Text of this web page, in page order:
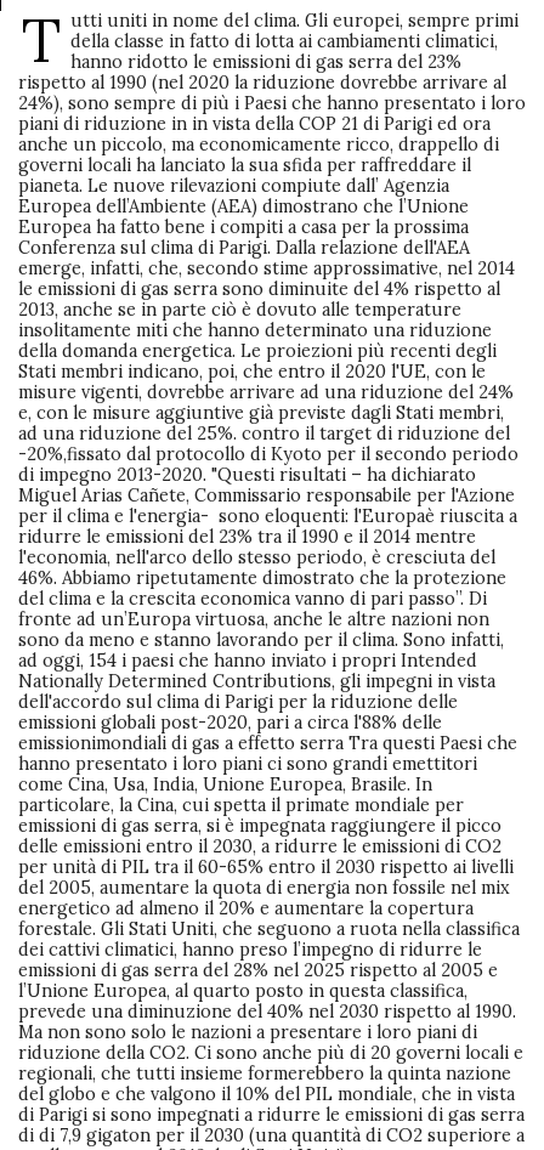
T utti uniti in nome del clima. Gli europei, sempre primi
della classe in fatto di lotta ai cambiamenti climatici,
hanno ridotto le emissioni di gas serra del 23%
rispetto al 1990 (nel 2020 la riduzione dovrebbe arrivare al
24%), sono sempre di più i Paesi che hanno presentato i loro
piani di riduzione in in vista della COP 21 di Parigi ed ora
anche un piccolo, ma economicamente ricco, drappello di
governi locali ha lanciato la sua sfida per raffreddare il
pianeta. Le nuove rilevazioni compiute dall’ Agenzia
Europea dell’Ambiente (AEA) dimostrano che l’Unione
Europea ha fatto bene i compiti a casa per la prossima
Conferenza sul clima di Parigi. Dalla relazione dell'AEA
emerge, infatti, che, secondo stime approssimative, nel 2014
le emissioni di gas serra sono diminuite del 4% rispetto al
2013, anche se in parte ciò è dovuto alle temperature
insolitamente miti che hanno determinato una riduzione
della domanda energetica. Le proiezioni più recenti degli
Stati membri indicano, poi, che entro il 2020 l'UE, con le
misure vigenti, dovrebbe arrivare ad una riduzione del 24%
e, con le misure aggiuntive già previste dagli Stati membri,
ad una riduzione del 25%. contro il target di riduzione del
-20%,fissato dal protocollo di Kyoto per il secondo periodo
di impegno 2013-2020. "Questi risultati – ha dichiarato
Miguel Arias Cañete, Commissario responsabile per l'Azione
per il clima e l'energia- sono eloquenti: l'Europaè riuscita a
ridurre le emissioni del 23% tra il 1990 e il 2014 mentre
l'economia, nell'arco dello stesso periodo, è cresciuta del
46%. Abbiamo ripetutamente dimostrato che la protezione
del clima e la crescita economica vanno di pari passo”. Di
fronte ad un’Europa virtuosa, anche le altre nazioni non
sono da meno e stanno lavorando per il clima. Sono infatti,
ad oggi, 154 i paesi che hanno inviato i propri Intended
Nationally Determined Contributions, gli impegni in vista
dell'accordo sul clima di Parigi per la riduzione delle
emissioni globali post-2020, pari a circa l'88% delle
emissionimondiali di gas a effetto serra Tra questi Paesi che
hanno presentato i loro piani ci sono grandi emettitori
come Cina, Usa, India, Unione Europea, Brasile. In
particolare, la Cina, cui spetta il primate mondiale per
emissioni di gas serra, si è impegnata raggiungere il picco
delle emissioni entro il 2030, a ridurre le emissioni di CO2
per unità di PIL tra il 60-65% entro il 2030 rispetto ai livelli
del 2005, aumentare la quota di energia non fossile nel mix
energetico ad almeno il 20% e aumentare la copertura
forestale. Gli Stati Uniti, che seguono a ruota nella classifica
dei cattivi climatici, hanno preso l’impegno di ridurre le
emissioni di gas serra del 28% nel 2025 rispetto al 2005 e
l’Unione Europea, al quarto posto in questa classifica,
prevede una diminuzione del 40% nel 2030 rispetto al 1990.
Ma non sono solo le nazioni a presentare i loro piani di
riduzione della CO2. Ci sono anche più di 20 governi locali e
regionali, che tutti insieme formerebbero la quinta nazione
del globo e che valgono il 10% del PIL mondiale, che in vista
di Parigi si sono impegnati a ridurre le emissioni di gas serra
di di 7,9 gigaton per il 2030 (una quantità di CO2 superiore a